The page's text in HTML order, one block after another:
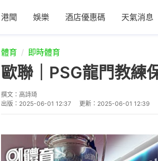
港聞 娛樂 酒店優惠碼 天氣消息
體育 即時體育
歐聯｜PSG龍門教
撰文： 高詩琦
出版： 2025-06-01 12:37 更新： 2025-06-01 12:39